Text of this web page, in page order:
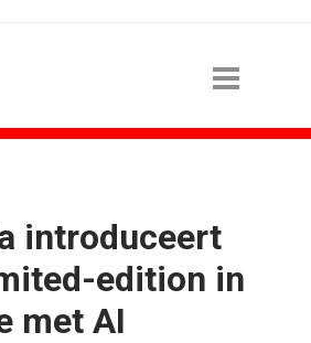
introduceert
edition in
met AI